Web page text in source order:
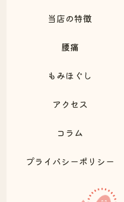
当店の特徴
腰痛
もみほぐし
アクセス
コラム
プライバシーポリシー